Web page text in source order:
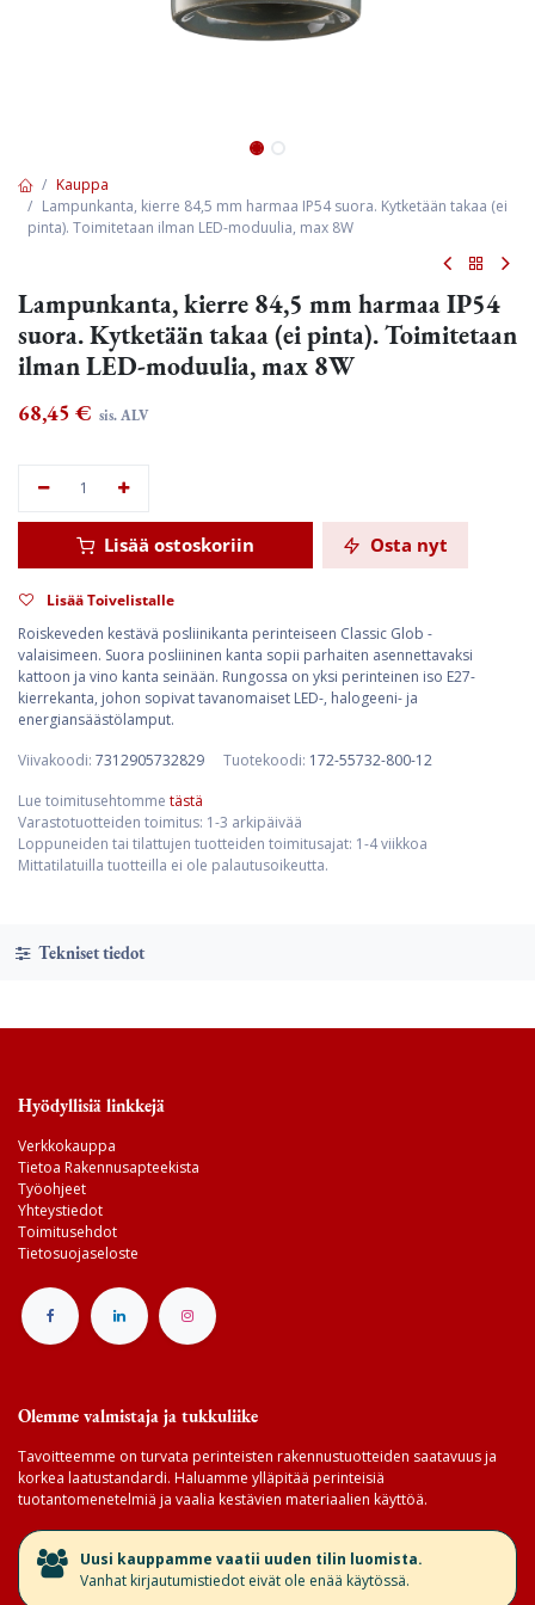
Kauppa
Lampunkanta, kierre 84,5 mm harmaa IP54 suora. Kytketään takaa (ei
pinta). Toimitetaan ilman LED-moduulia, max 8W
Lampunkanta, kierre 84,5 mm harmaa IP54
suora. Kytketään takaa (ei pinta). Toimitetaan
ilman LED-moduulia, max 8W
68,45 € sis. ALV
Lisää ostoskoriin Osta nyt
Lisää Toivelistalle
Roiskeveden kestävä posliinikanta perinteiseen Classic Glob -
valaisimeen. Suora posliininen kanta sopii parhaiten asennettavaksi
kattoon ja vino kanta seinään. Rungossa on yksi perinteinen iso E27-
kierrekanta, johon sopivat tavanomaiset LED-, halogeeni- ja
energiansäästölamput.
Viivakoodi: 7312905732829 Tuotekoodi: 172-55732-800-12
Lue toimitusehtomme tästä
Varastotuotteiden toimitus: 1-3 arkipäivää
Loppuneiden tai tilattujen tuotteiden toimitusajat: 1-4 viikkoa
Mittatilatuilla tuotteilla ei ole palautusoikeutta.
Tekniset tiedot
Hyödyllisiä linkkejä
Verkkokauppa
Tietoa Rakennusapteekista
Työohjeet
Yhteystiedot
Toimitusehdot
Tietosuojaseloste
Olemme valmistaja ja tukkuliike
Tavoitteemme on turvata perinteisten rakennustuotteiden saatavuus ja
korkea laatustandardi. Haluamme ylläpitää perinteisiä
tuotantomenetelmiä ja vaalia kestävien materiaalien käyttöä.
​Uusi kauppamme vaatii uuden tilin luomista.
Vanhat kirjautumistiedot eivät ole enää käytössä.